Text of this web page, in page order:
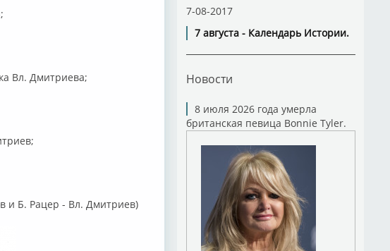
Вл. Дмитриева;
и Б. Рацер - Вл. Дмитриев)
7-08-2017
7 августа - Календарь Истории.
Новости
8 июля 2026 года умерла
британская певица Bonnie Tyler.